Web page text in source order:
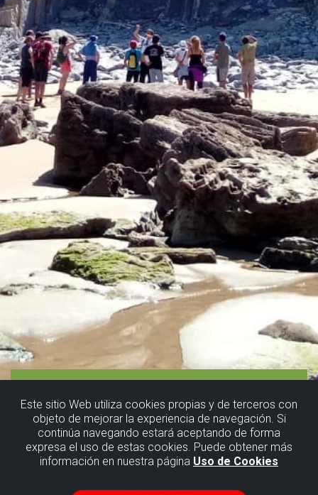
Este sitio Web utiliza cookies propias y de terceros con
objeto de mejorar la experiencia de navegación. Si
continúa navegando estará aceptando de forma
expresa el uso de estas cookies. Puede obtener más
información en nuestra página Uso de Cookies